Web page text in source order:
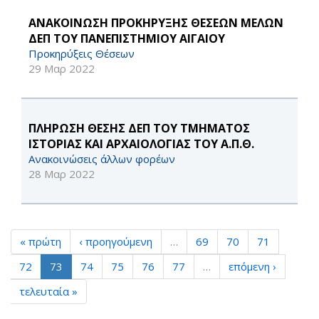
ΑΝΑΚΟΙΝΩΣΗ ΠΡΟΚΗΡΥΞΗΣ ΘΕΣΕΩΝ ΜΕΛΩΝ
ΔΕΠ ΤΟΥ ΠΑΝΕΠΙΣΤΗΜΙΟΥ ΑΙΓΑΙΟΥ
Προκηρύξεις Θέσεων
29 Μαρ 2022
ΠΛΗΡΩΣΗ ΘΕΣΗΣ ΔΕΠ ΤΟΥ ΤΜΗΜΑΤΟΣ
ΙΣΤΟΡΙΑΣ ΚΑΙ ΑΡΧΑΙΟΛΟΓΙΑΣ ΤΟΥ Α.Π.Θ.
Ανακοινώσεις άλλων φορέων
28 Μαρ 2022
« πρώτη ‹ προηγούμενη … 69 70
71
72
73 74 75 76 77 …
επόμενη ›
τελευταία »